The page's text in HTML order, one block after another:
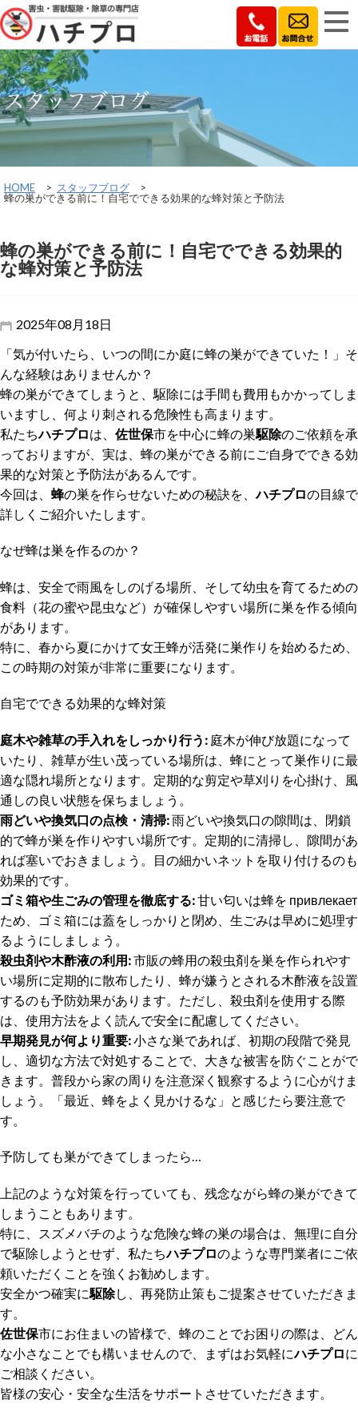
スタッフブログ
HOME > スタッフブログ >
蜂の巣ができる前に！自宅でできる効果的な蜂対策と予防法
蜂の巣ができる前に！自宅でできる効果的
な蜂対策と予防法
2025年08月18日
「気が付いたら、いつの間にか庭に蜂の巣ができていた！」そ
んな経験はありませんか？
蜂の巣ができてしまうと、駆除には手間も費用もかかってしま
いますし、何より刺される危険性も高まります。
私たちハチプロは、 佐世保市を中心に蜂の巣駆除のご依頼を承
っておりますが、実は、蜂の巣ができる前にご自身でできる効
果的な対策と予防法があるんです。
今回は、 蜂の巣を作らせないための秘訣を、 ハチプロの目線で
詳しくご紹介いたします。
なぜ蜂は巣を作るのか？
蜂は、安全で雨風をしのげる場所、そして幼虫を育てるための
食料（花の蜜や昆虫など）が確保しやすい場所に巣を作る傾向
があります。
特に、春から夏にかけて女王蜂が活発に巣作りを始めるため、
この時期の対策が非常に重要になります。
自宅でできる効果的な蜂対策
庭木や雑草の手入れをしっかり行う: 庭木が伸び放題になって
いたり、雑草が生い茂っている場所は、蜂にとって巣作りに最
適な隠れ場所となります。定期的な剪定や草刈りを心掛け、風
通しの良い状態を保ちましょう。
雨どいや換気口の点検・清掃:雨どいや換気口の隙間は、閉鎖
的で蜂が巣を作りやすい場所です。定期的に清掃し、隙間があ
れば塞いでおきましょう。目の細かいネットを取り付けるのも
効果的です。
ゴミ箱や生ごみの管理を徹底する:甘い匂いは蜂を привлекает
ため、ゴミ箱には蓋をしっかりと閉め、生ごみは早めに処理す
るようにしましょう。
殺虫剤や木酢液の利用:市販の蜂用の殺虫剤を巣を作られやす
い場所に定期的に散布したり、蜂が嫌うとされる木酢液を設置
するのも予防効果があります。ただし、殺虫剤を使用する際
は、使用方法をよく読んで安全に配慮してください。
早期発見が何より重要:小さな巣であれば、初期の段階で発見
し、適切な方法で対処することで、大きな被害を防ぐことがで
きます。普段から家の周りを注意深く観察するように心がけま
しょう。「最近、蜂をよく見かけるな」と感じたら要注意で
す。
予防しても巣ができてしまったら…
上記のような対策を行っていても、残念ながら蜂の巣ができて
しまうこともあります。
特に、スズメバチのような危険な蜂の巣の場合は、無理に自分
で駆除しようとせず、私たちハチプロのような専門業者にご依
頼いただくことを強くお勧めします。
安全かつ確実に駆除し、再発防止策もご提案させていただきま
す。
佐世保市にお住まいの皆様で、蜂のことでお困りの際は、どん
な小さなことでも構いませんので、まずはお気軽にハチプロに
ご相談ください。
皆様の安心・安全な生活をサポートさせていただきます。